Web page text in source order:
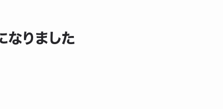
なりました